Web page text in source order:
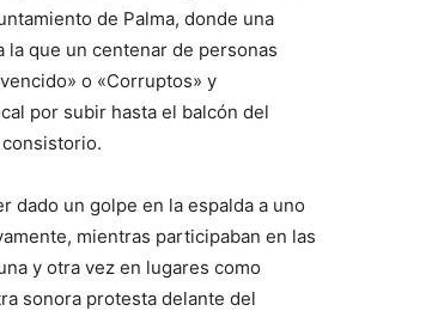
de Palma, donde una
que un centenar de personas
o «Corruptos» y
por subir hasta el balcón del
dado un golpe en la espalda a uno
mientras participaban en las
y otra vez en lugares como
sonora protesta delante del